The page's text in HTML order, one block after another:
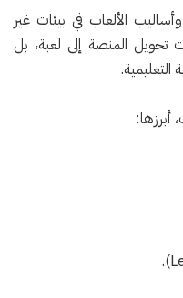
الألعاب في بيئات غير
تحويل المنصة إلى لعبة، بل
التعليمية.
أبرزها: